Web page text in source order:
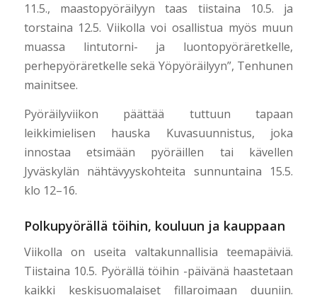
11.5., maastopyöräilyyn taas tiistaina 10.5. ja
torstaina 12.5. Viikolla voi osallistua myös muun
muassa lintutorni- ja luontopyöräretkelle,
perhepyöräretkelle sekä Yöpyöräilyyn”, Tenhunen
mainitsee.
Pyöräilyviikon päättää tuttuun tapaan
leikkimielisen hauska Kuvasuunnistus, joka
innostaa etsimään pyöräillen tai kävellen
Jyväskylän nähtävyyskohteita sunnuntaina 15.5.
klo 12–16.
Polkupyörällä töihin, kouluun ja kauppaan
Viikolla on useita valtakunnallisia teemapäiviä.
Tiistaina 10.5. Pyörällä töihin -päivänä haastetaan
kaikki keskisuomalaiset fillaroimaan duuniin.